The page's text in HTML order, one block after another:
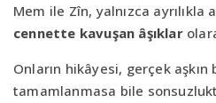
Mem ile Zîn, yalnızca ayrılıkla
cennette kavuşan âşıklar
Onların hikâyesi, gerçek
tamamlanmasa bile